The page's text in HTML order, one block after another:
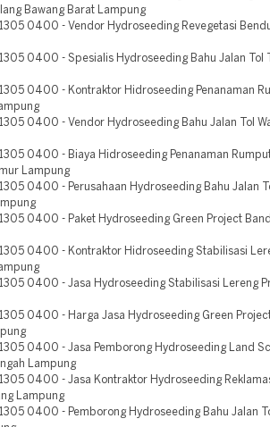
Bawang Barat Lampung
1305 0400 - Vendor Hydroseeding Revegetasi
1305 0400 - Spesialis Hydroseeding Bahu Jalan Tol
1305 0400 - Kontraktor Hidroseeding Penanaman
1305 0400 - Vendor Hydroseeding Bahu Jalan Tol
1305 0400 - Biaya Hidroseeding Penanaman
Lampung
1305 0400 - Perusahaan Hydroseeding Bahu Jalan
1305 0400 - Paket Hydroseeding Green Project
1305 0400 - Kontraktor Hidroseeding Stabilisasi
1305 0400 - Jasa Hydroseeding Stabilisasi Lereng
1305 0400 - Harga Jasa Hydroseeding Green
1305 0400 - Jasa Pemborong Hydroseeding Land
Lampung
1305 0400 - Jasa Kontraktor Hydroseeding
Lampung
1305 0400 - Pemborong Hydroseeding Bahu Jalan